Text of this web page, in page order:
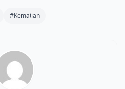
#Kematian